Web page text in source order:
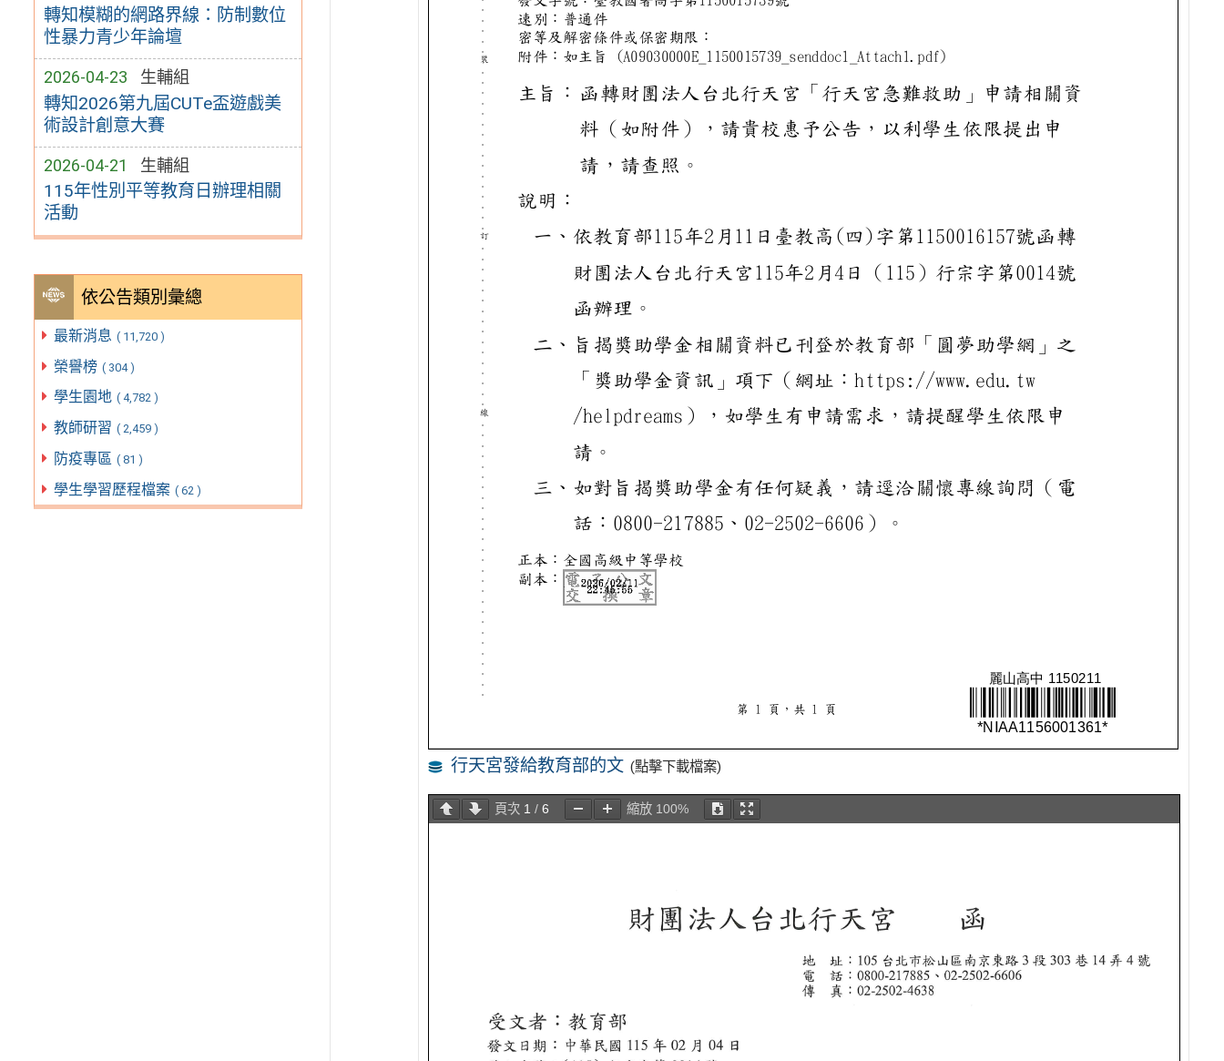
轉知模糊的網路界線：防制數位
性暴力青少年論壇
2026-04-23 生輔組
轉知2026第九屆CUTe盃遊戲美
術設計創意大賽
2026-04-21 生輔組
115年性別平等教育日辦理相關
活動
依公告類別彙總
最新消息 ( 11,720 )
榮譽榜 ( 304 )
學生園地 ( 4,782 )
教師研習 ( 2,459 )
防疫專區 ( 81 )
學生學習歷程檔案 ( 62 )
行天宮發給教育部的文 (點擊下載檔案)
頁次 1 / 6 縮放 100%